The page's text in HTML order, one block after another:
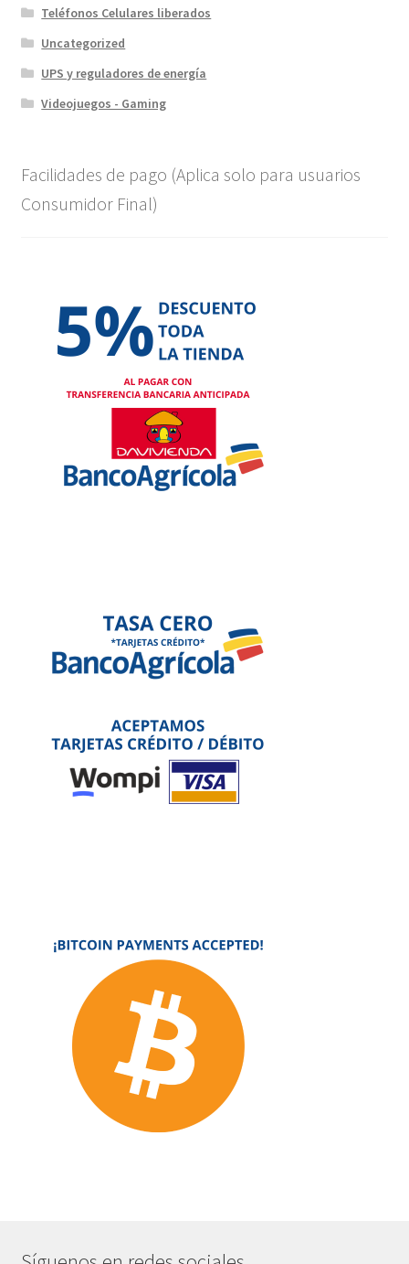
Teléfonos Celulares liberados
Uncategorized
UPS y reguladores de energía
Videojuegos - Gaming
Facilidades de pago (Aplica solo para usuarios
Consumidor Final)